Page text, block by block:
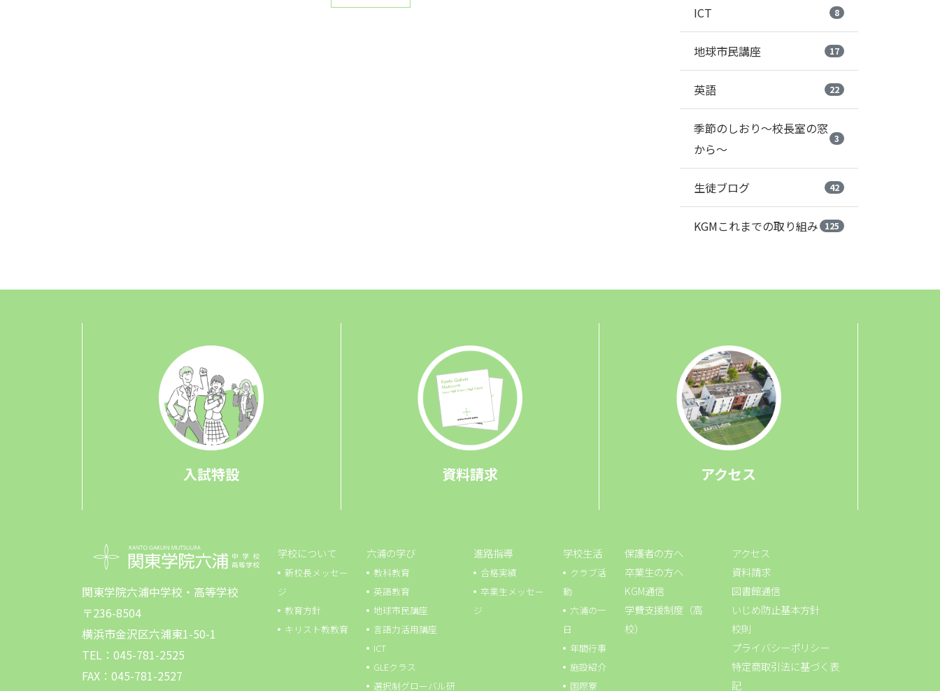
ICT 8
地球市民講座 17
英語 22
季節のしおり～校長室の窓
から～
3
生徒ブログ 42
KGMこれまでの取り組み 125
入試特設 資料請求 アクセス
関東学院六浦中学校・高等学校
〒236-8504
横浜市金沢区六浦東1-50-1
TEL：045-781-2525
FAX：045-781-2527
学校について
新校長メッセー
ジ
教育方針
キリスト教教育
六浦の学び
教科教育
英語教育
地球市⺠講座
言語力活用講座
ICT
GLEクラス
選択制グローバル研
進路指導
合格実績
卒業生メッセー
ジ
学校生活
クラブ活
動
六浦の一
日
年間行事
施設紹介
国際寮
保護者の方へ
卒業生の方へ
KGM通信
学費支援制度（高
校）
アクセス
資料請求
図書館通信
いじめ防止基本方針
校則
プライバシーポリシー
特定商取引法に基づく表
記